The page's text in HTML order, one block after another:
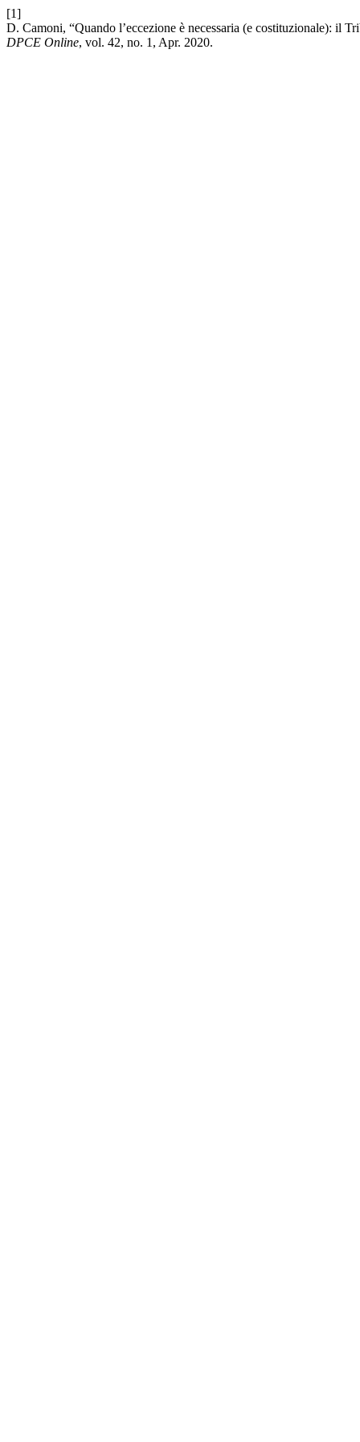
[1]
D. Camoni, “Quando l’eccezione è necessaria (e costituzionale): il
DPCE Online, vol. 42, no. 1, Apr. 2020.